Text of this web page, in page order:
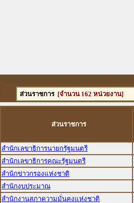
ส่วนราชการ [จำนวน 162 หน่วยงาน]
ส่วนราชการ
สำนักเลขาธิการนายกรัฐมนตรี
สำนักเลขาธิการคณะรัฐมนตรี
สำนักข่าวกรองแห่งชาติ
สำนักงบประมาณ
สำนักงานสภาความมั่นคงแห่งชาติ